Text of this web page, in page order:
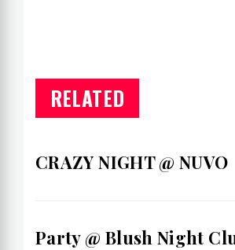
RELATED
CRAZY NIGHT @ NUVO
Party @ Blush Night